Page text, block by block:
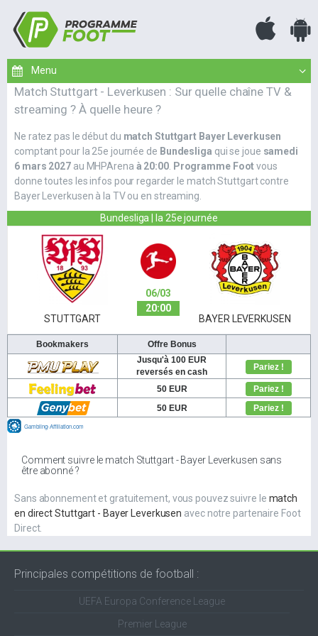
Match Stuttgart - Leverkusen : Sur quelle chaîne TV &
streaming ? À quelle heure ?
Ne ratez pas le début du match Stuttgart Bayer Leverkusen
comptant pour la 25e journée de Bundesliga qui se joue samedi
6 mars 2027au MHPArena à 20:00. Programme Footvous
donne toutes les infos pour regarder le match Stuttgart contre
Bayer Leverkusen à la TV ou en streaming.
Bundesliga | la 25e journée
STUTTGART
06/03
20:00
BAYER LEVERKUSEN
Comment suivre le match Stuttgart - Bayer Leverkusen sans
être abonné ?
Sans abonnement et gratuitement, vous pouvez suivre le match
en direct Stuttgart - Bayer Leverkusen avec notre partenaire Foot
Direct.
Principales compétitions de football :
UEFA Europa Conference League
Premier League